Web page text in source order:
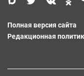
Полная версия сайта
Редакционная